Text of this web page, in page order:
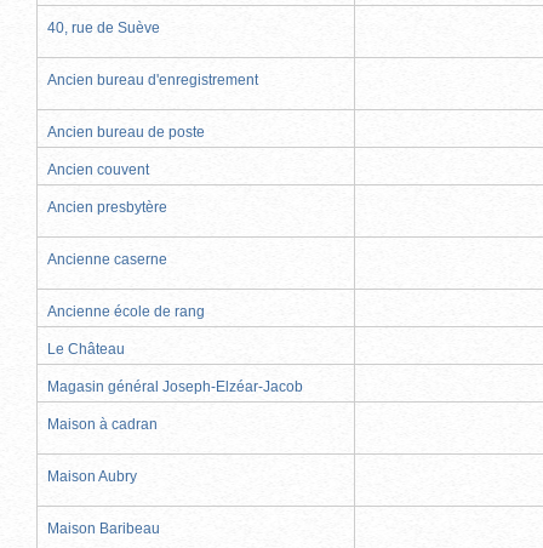
40, rue de Suève
Ancien bureau d'enregistrement
Ancien bureau de poste
Ancien couvent
Ancien presbytère
Ancienne caserne
Ancienne école de rang
Le Château
Magasin général Joseph-Elzéar-Jacob
Maison à cadran
Maison Aubry
Maison Baribeau